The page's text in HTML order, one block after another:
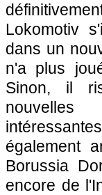
Lokomotiv
dans un
n'a plus
Sinon, il
également
Borussia
encore de